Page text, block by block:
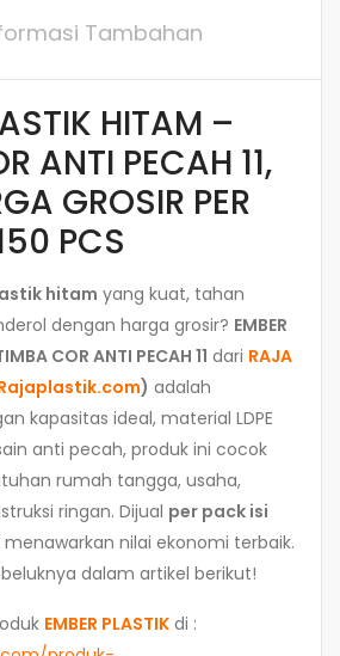
Tambahan
HITAM –
ANTI PECAH 11,
GROSIR PER
PCS
hitam yang kuat, tahan
dengan harga grosir? EMBER
COR ANTI PECAH 11 dari RAJA
) adalah
kapasitas ideal, material LDPE
anti pecah, produk ini cocok
rumah tangga, usaha,
ringan. Dijual per pack isi
nilai ekonomi terbaik.
dalam artikel berikut!
EMBER PLASTIK di :